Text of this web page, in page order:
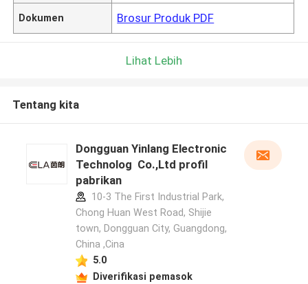
Dokumen Brosur Produk PDF
Lihat Lebih
Tentang kita
Dongguan Yinlang Electronic
Technolog Co.,Ltd profil
pabrikan
10-3 The First Industrial Park,
Chong Huan West Road, Shijie
town, Dongguan City, Guangdong,
China ,Cina
5.0
Diverifikasi pemasok